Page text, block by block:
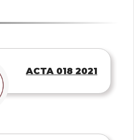
ACTA 018 2021